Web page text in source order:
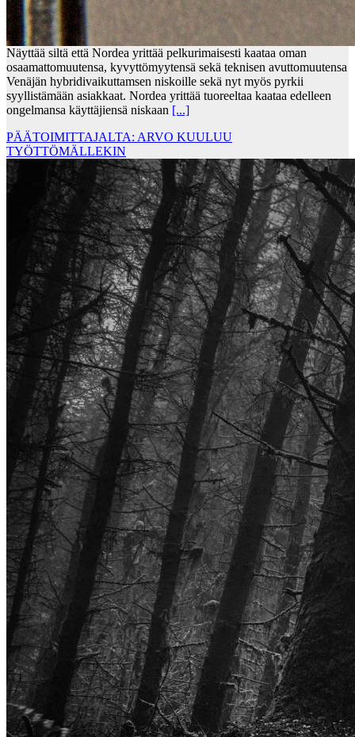
Näyttää siltä että Nordea yrittää pelkurimaisesti kaataa oman
osaamattomuutensa, kyvyttömyytensä sekä teknisen avuttomuutensa
Venäjän hybridivaikuttamsen niskoille sekä nyt myös pyrkii
syyllistämään asiakkaat. Nordea yrittää tuoreeltaa kaataa edelleen
ongelmansa käyttäjiensä niskaan [...]
PÄÄTOIMITTAJALTA: ARVO KUULUU
TYÖTTÖMÄLLEKIN